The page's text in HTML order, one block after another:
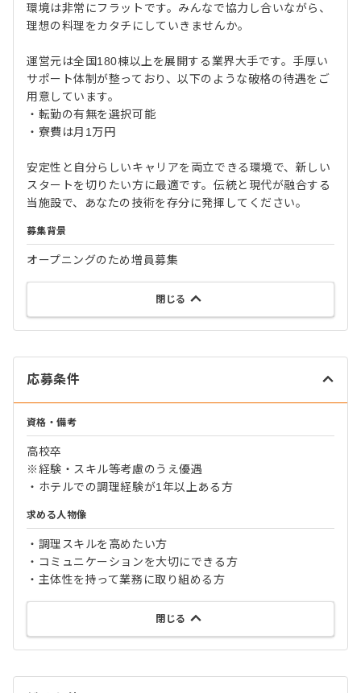
環境は非常にフラットです。みんなで協力し合いながら、
理想の料理をカタチにしていきませんか。
運営元は全国180棟以上を展開する業界大手です。手厚い
サポート体制が整っており、以下のような破格の待遇をご
用意しています。
・転勤の有無を選択可能
・寮費は月1万円
安定性と自分らしいキャリアを両立できる環境で、新しい
スタートを切りたい方に最適です。伝統と現代が融合する
当施設で、あなたの技術を存分に発揮してください。
募集背景
オープニングのため増員募集
閉じる
応募条件
資格・備考
高校卒
※経験・スキル等考慮のうえ優遇
・ホテルでの調理経験が1年以上ある方
求める人物像
・調理スキルを高めたい方
・コミュニケーションを大切にできる方
・主体性を持って業務に取り組める方
閉じる